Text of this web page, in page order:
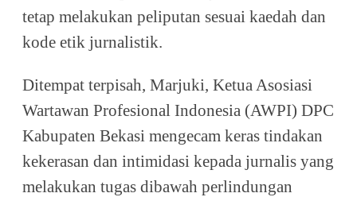
tetap melakukan peliputan sesuai kaedah dan
kode etik jurnalistik.
Ditempat terpisah, Marjuki, Ketua Asosiasi
Wartawan Profesional Indonesia (AWPI) DPC
Kabupaten Bekasi mengecam keras tindakan
kekerasan dan intimidasi kepada jurnalis yang
melakukan tugas dibawah perlindungan